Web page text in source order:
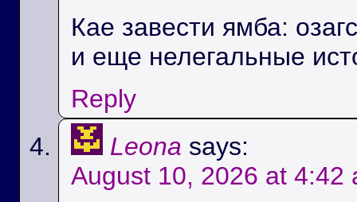
Кае завести ямба:
и еще нелегальные
Reply
Leona says:
August 10, 2026 at 4:42